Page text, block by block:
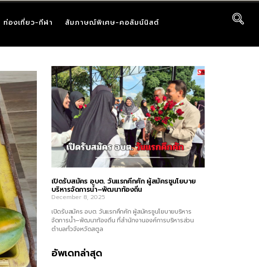
ท่องเที่ยว-กีฬา สัมภาษณ์พิเศษ-คอลัมน์นิสต์
เปิดรับสมัคร อบต. วันแรกคึกคัก ผู้สมัครชูนโยบาย
บริหารจัดการน้ำ–พัฒนาท้องถิ่น
December 8, 2025
เปิดรับสมัคร อบต. วันแรกคึกคัก ผู้สมัครชูนโยบายบริหาร
จัดการน้ำ–พัฒนาท้องถิ่น ที่สำนักงานองค์การบริหารส่วน
ตำบลทั่วจังหวัดสตูล
อัพเดทล่าสุด